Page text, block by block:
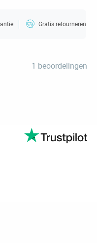
Gratis retourneren
1 beoordelingen